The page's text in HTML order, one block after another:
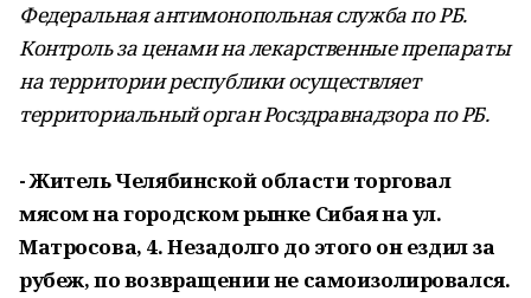
Федеральная антимонопольная служба по РБ.
Контроль за ценами на лекарственные препараты
на территории республики осуществляет
территориальный орган Росздравнадзора по РБ.
- Житель Челябинской области торговал
мясом на городском рынке Сибая на ул.
Матросова, 4. Незадолго до этого он ездил за
рубеж, по возвращении не самоизолировался.